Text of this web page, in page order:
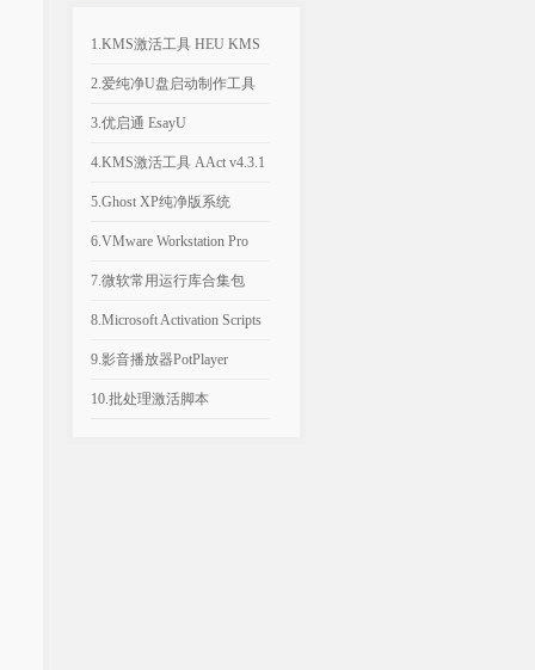
1.KMS激活工具 HEU KMS
Activator v64.0.0
2.爱纯净U盘启动制作工具
v2025.1003
3.优启通 EsayU
v3.7.2025.0326 无广告纯净版
4.KMS激活工具 AAct v4.3.1
汉化便携版
5.Ghost XP纯净版系统
2020.06 经典稳定版
6.VMware Workstation Pro
26H1 v26.0.1810 附永久激活
密钥
7.微软常用运行库合集包
v2026.06.07 可自选更新
8.Microsoft Activation Scripts
AIO v3.12 KMS激活脚本
9.影音播放器PotPlayer
v1.7.23021.0 去广告版
10.批处理激活脚本